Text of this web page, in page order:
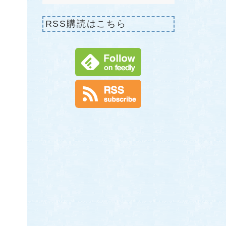
RSS購読はこちら